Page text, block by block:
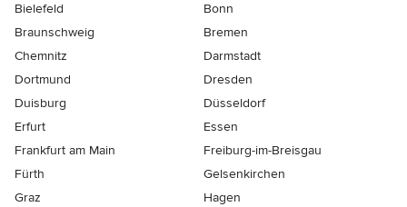
Bielefeld
Bonn
Braunschweig
Bremen
Chemnitz
Darmstadt
Dortmund
Dresden
Duisburg
Düsseldorf
Erfurt
Essen
Frankfurt am Main
Freiburg-im-Breisgau
Fürth
Gelsenkirchen
Graz
Hagen